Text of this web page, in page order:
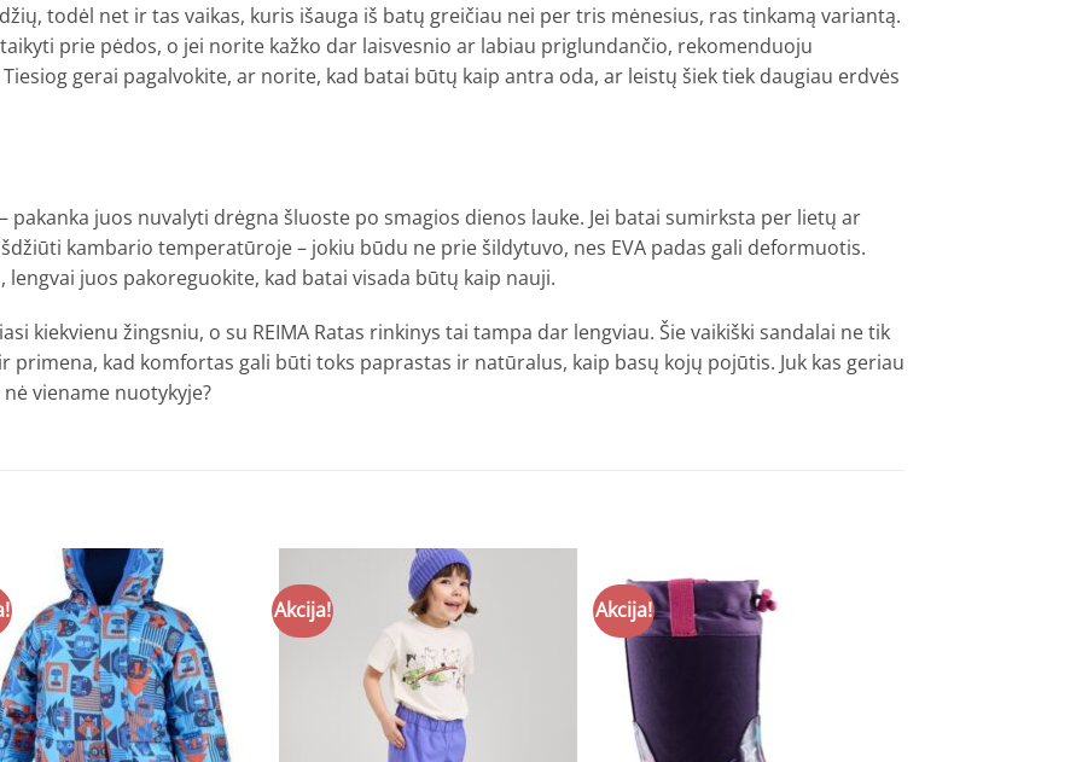
todėl net ir tas vaikas, kuris išauga iš batų greičiau nei per tris mėnesius, ras tinkamą variantą.
prie pėdos, o jei norite kažko dar laisvesnio ar labiau priglundančio, rekomenduoju
Tiesiog gerai pagalvokite, ar norite, kad batai būtų kaip antra oda, ar leistų šiek tiek daugiau erdvės
pakanka juos nuvalyti drėgna šluoste po smagios dienos lauke. Jei batai sumirksta per lietų ar
kambario temperatūroje – jokiu būdu ne prie šildytuvo, nes EVA padas gali deformuotis.
juos pakoreguokite, kad batai visada būtų kaip nauji.
kiekvienu žingsniu, o su REIMA Ratas rinkinys tai tampa dar lengviau. Šie vaikiški sandalai ne tik
kad komfortas gali būti toks paprastas ir natūralus, kaip basų kojų pojūtis. Juk kas geriau
viename nuotykyje?
Akcija! Akcija!